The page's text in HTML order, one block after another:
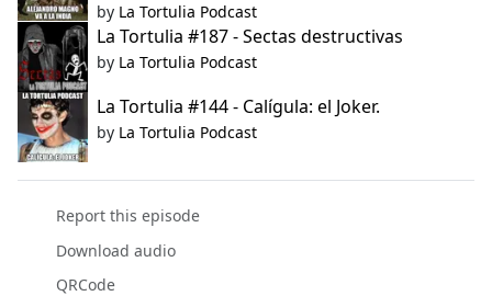
by La Tortulia Podcast
La Tortulia #187 - Sectas destructivas
by La Tortulia Podcast
La Tortulia #144 - Calígula: el Joker.
by La Tortulia Podcast
Report this episode
Download audio
QRCode